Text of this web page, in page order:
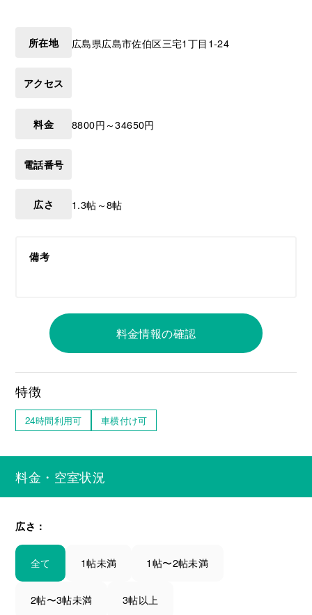
所在地 広島県広島市佐伯区三宅1丁目1-24
アクセス
料金 8800円～34650円
電話番号
広さ 1.3帖～8帖
備考
料金情報の確認
特徴
24時間利用可 車横付け可
料金・空室状況
広さ：
全て 1帖未満 1帖〜2帖未満
2帖〜3帖未満 3帖以上